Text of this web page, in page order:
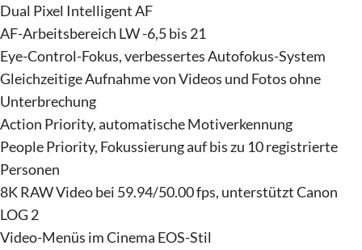
Dual Pixel Intelligent AF
AF-Arbeitsbereich LW -6,5 bis 21
Eye-Control-Fokus, verbessertes Autofokus-System
Gleichzeitige Aufnahme von Videos und Fotos ohne
Unterbrechung
Action Priority, automatische Motiverkennung
People Priority, Fokussierung auf bis zu 10 registrierte
Personen
8K RAW Video bei 59.94/50.00 fps, unterstützt Canon
LOG 2
Video-Menüs im Cinema EOS-Stil